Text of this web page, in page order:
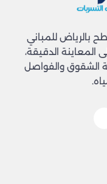
بالرياض للمباني
المعاينة الدقيقة،
الشقوق والفواصل